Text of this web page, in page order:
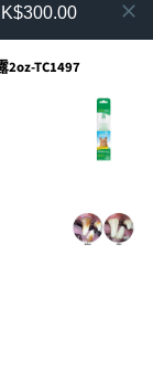
TC1497